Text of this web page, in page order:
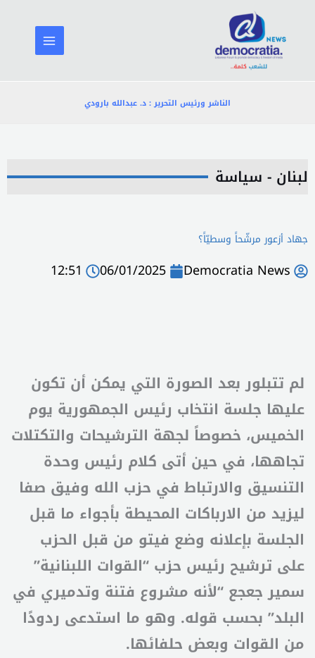
المحتوى
الناشر ورئيس التحرير : د. عبدالله بارودي
لبنان - سياسة
جهاد أزعور مرشّحاً وسطيّاً؟
Democratia News
06/01/2025
12:51
لم تتبلور بعد الصورة التي يمكن أن تكون
عليها جلسة انتخاب رئيس الجمهورية يوم
الخميس، خصوصاً لجهة الترشيحات والتكتلات
تجاهها، في حين أتى كلام رئيس وحدة
التنسيق والارتباط في حزب الله وفيق صفا
ليزيد من الارباكات المحيطة بأجواء ما قبل
الجلسة بإعلانه وضع فيتو من قبل الحزب
على ترشيح رئيس حزب “القوات اللبنانية”
سمير جعجع “لأنه مشروع فتنة وتدميري في
البلد” بحسب قوله. وهو ما استدعى ردودًا
من القوات وبعض حلفائها.